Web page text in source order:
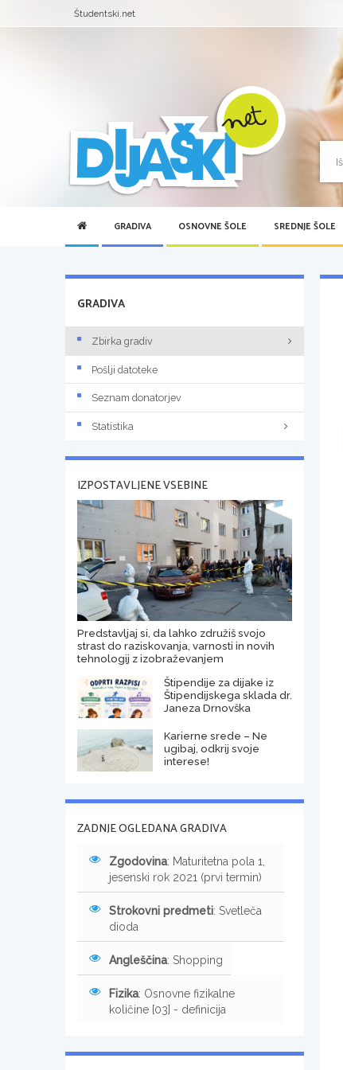
Študentski.net
GRADIVA OSNOVNE ŠOLE SREDNJE ŠOLE
GRADIVA
Zbirka gradiv
Pošlji datoteke
Seznam donatorjev
Statistika
IZPOSTAVLJENE VSEBINE
Predstavljaj si, da lahko združiš svojo
strast do raziskovanja, varnosti in novih
tehnologij z izobraževanjem
Štipendije za dijake iz
Štipendijskega sklada dr.
Janeza Drnovška
Karierne srede – Ne
ugibaj, odkrij svoje
interese!
ZADNJE OGLEDANA GRADIVA
Zgodovina: Maturitetna pola 1,
jesenski rok 2021 (prvi termin)
Strokovni predmeti: Svetleča
dioda
Angleščina: Shopping
Fizika: Osnovne fizikalne
količine [03] - definicija